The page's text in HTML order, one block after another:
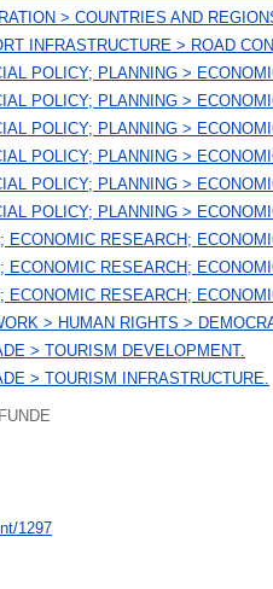
> COUNTRIES AND
INFRASTRUCTURE > ROAD
POLICY; PLANNING >
POLICY; PLANNING >
POLICY; PLANNING >
POLICY; PLANNING >
POLICY; PLANNING >
POLICY; PLANNING >
ECONOMIC RESEARCH;
ECONOMIC RESEARCH;
ECONOMIC RESEARCH;
> HUMAN RIGHTS >
> TOURISM DEVELOPMENT.
> TOURISM INFRASTRUCTURE.
1297